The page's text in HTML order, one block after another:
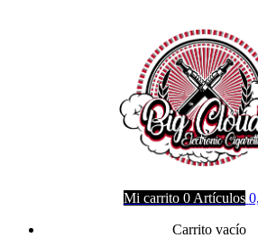
Mi carrito 0 Artículos
Carrito vacío